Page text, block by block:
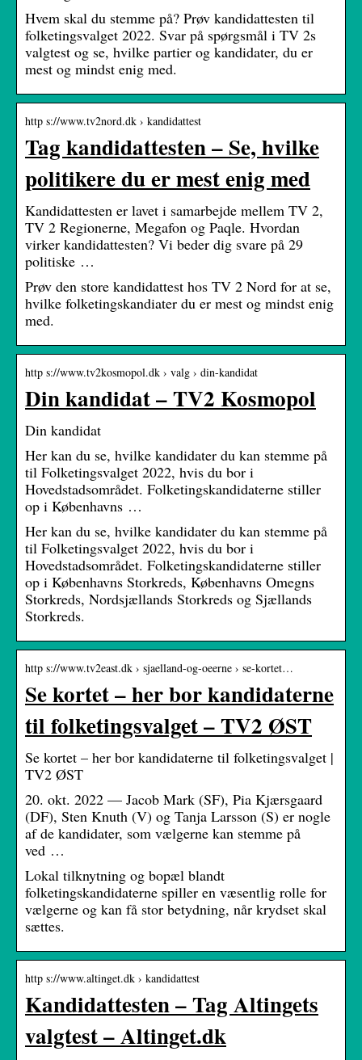
Hvem skal du stemme på? Prøv kandidattesten til
folketingsvalget 2022. Svar på spørgsmål i TV 2s
valgtest og se, hvilke partier og kandidater, du er
mest og mindst enig med.
http s://www.tv2nord.dk › kandidattest
Tag kandidattesten – Se, hvilke
politikere du er mest enig med
Kandidattesten er lavet i samarbejde mellem TV 2,
TV 2 Regionerne, Megafon og Paqle. Hvordan
virker kandidattesten? Vi beder dig svare på 29
politiske …
Prøv den store kandidattest hos TV 2 Nord for at se,
hvilke folketingskandiater du er mest og mindst enig
med.
http s://www.tv2kosmopol.dk › valg › din-kandidat
Din kandidat – TV2 Kosmopol
Din kandidat
Her kan du se, hvilke kandidater du kan stemme på
til Folketingsvalget 2022, hvis du bor i
Hovedstadsområdet. Folketingskandidaterne stiller
op i Københavns …
Her kan du se, hvilke kandidater du kan stemme på
til Folketingsvalget 2022, hvis du bor i
Hovedstadsområdet. Folketingskandidaterne stiller
op i Københavns Storkreds, Københavns Omegns
Storkreds, Nordsjællands Storkreds og Sjællands
Storkreds.
http s://www.tv2east.dk › sjaelland-og-oeerne › se-kortet…
Se kortet – her bor kandidaterne
til folketingsvalget – TV2 ØST
Se kortet – her bor kandidaterne til folketingsvalget |
TV2 ØST
20. okt. 2022 — Jacob Mark (SF), Pia Kjærsgaard
(DF), Sten Knuth (V) og Tanja Larsson (S) er nogle
af de kandidater, som vælgerne kan stemme på
ved …
Lokal tilknytning og bopæl blandt
folketingskandidaterne spiller en væsentlig rolle for
vælgerne og kan få stor betydning, når krydset skal
sættes.
http s://www.altinget.dk › kandidattest
Kandidattesten – Tag Altingets
valgtest – Altinget.dk